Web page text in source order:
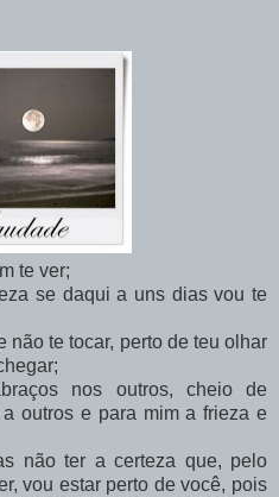
te ver;
se daqui a uns dias vou te
não te tocar, perto de teu olhar
nos outros, cheio de
outros e para mim a frieza e
não ter a certeza que, pelo
vou estar perto de você, pois